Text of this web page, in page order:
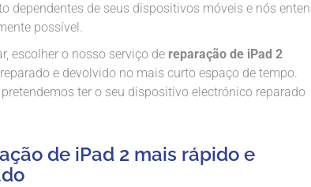
dependentes de seus dispositivos móveis e nós
possível.
escolher o nosso serviço de reparação de iPad 2
e devolvido no mais curto espaço de tempo.
ter o seu dispositivo electrónico reparado
de iPad 2 mais rápido e